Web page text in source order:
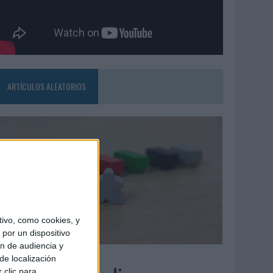
como cookies, y
un dispositivo
de audiencia y
localización
clic para
ARTÍCULOS ALEATORIOS